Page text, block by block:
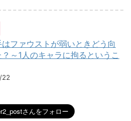
ファウストが弱いときどう向
～1人のキャラに拘るというこ
22